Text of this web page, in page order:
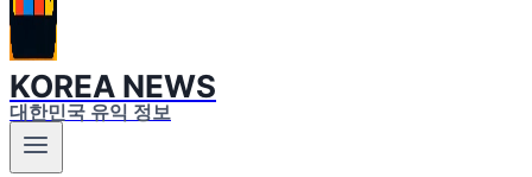
KOREA NEWS
대한민국 유익 정보